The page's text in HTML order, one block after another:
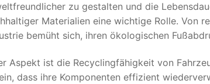
zu gestalten und die
Materialien eine wichtige Rolle. Von
bemüht sich, ihren ökologischen
Aspekt ist die Recyclingfähigkeit von
dass ihre Komponenten effizient